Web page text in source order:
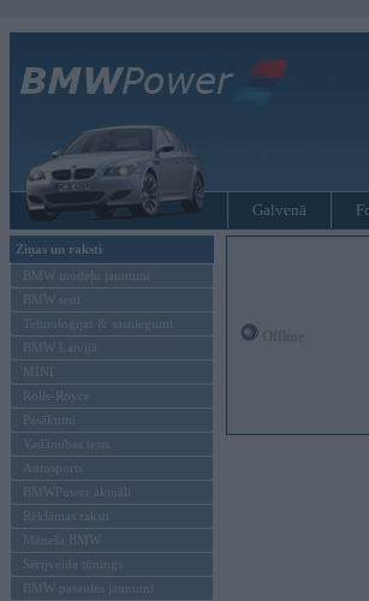
Galvenā
Ziņas un raksti
BMW modeļu jaunumi
BMW testi
Tehnoloģijas & sasniegumi
BMW Latvijā
MINI
Rolls-Royce
Pasākumi
Vadāmības tests
Autosports
BMWPower aktuāli
Reklāmas raksti
Mēneša BMW
Sērijveida tūnings
BMW pasaules jaunumi